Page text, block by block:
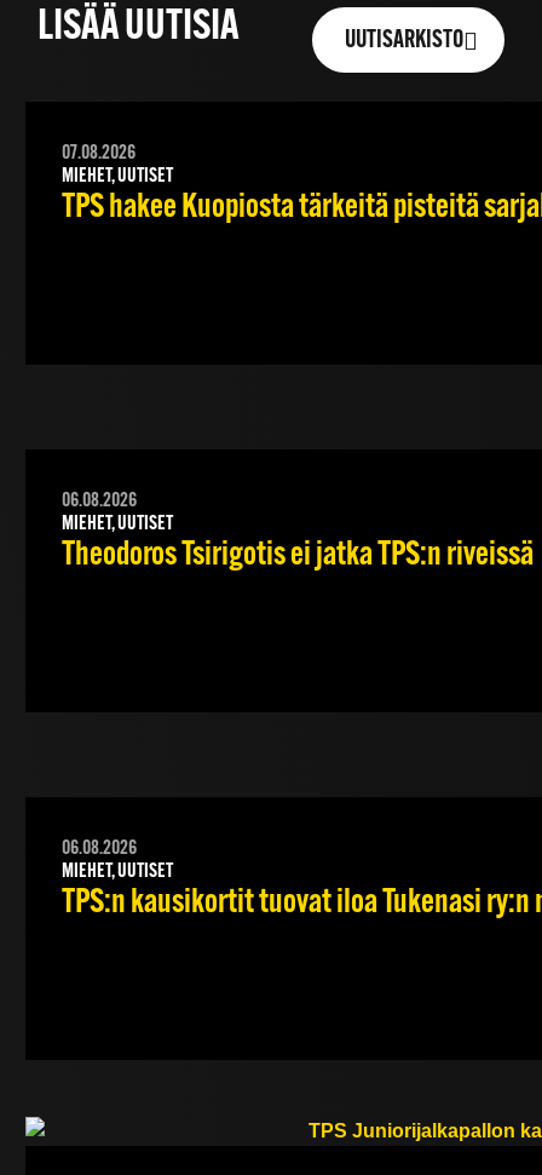
LISÄÄ UUTISIA UUTISARKISTO
07.08.2026
MIEHET, UUTISET
TPS hakee Kuopiosta tärkeitä pisteitä
06.08.2026
MIEHET, UUTISET
Theodoros Tsirigotis ei jatka TPS:n riveissä
06.08.2026
MIEHET, UUTISET
TPS:n kausikortit tuovat iloa Tukenasi